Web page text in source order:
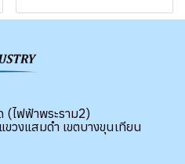
(ไฟฟ้าพระราม2)
งแสมดำ เขตบางขุนเทียน